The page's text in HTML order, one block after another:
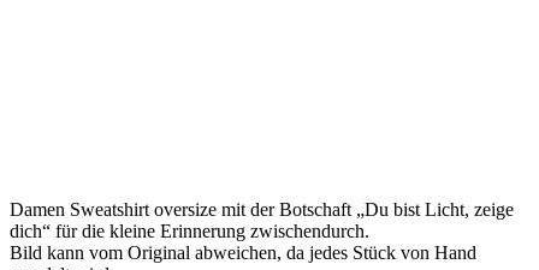
Damen Sweatshirt oversize mit der Botschaft „Du bist Licht, zeige
dich“ für die kleine Erinnerung zwischendurch.
Bild kann vom Original abweichen, da jedes Stück von Hand